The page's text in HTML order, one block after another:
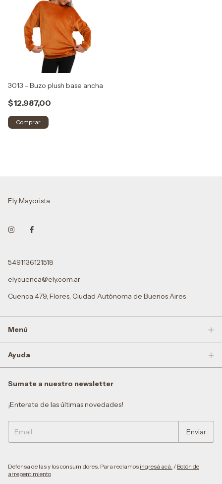
3013 - Buzo plush base ancha
$12.987,00
Comprar
Ely Mayorista
5491136121518
elycuenca@ely.com.ar
Cuenca 479, Flores, Ciudad Autónoma de Buenos Aires
Menú
Ayuda
Sumate a nuestro newsletter
¡Enterate de las últimas novedades!
Defensa de las y los consumidores. Para reclamos ingresá acá. / Botón de
arrepentimiento